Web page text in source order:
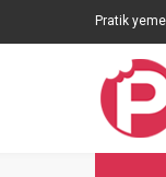
Pratik